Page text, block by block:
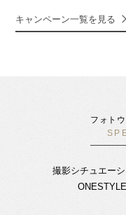
キャンペーン一覧を見る
フォト
撮影シチュエー